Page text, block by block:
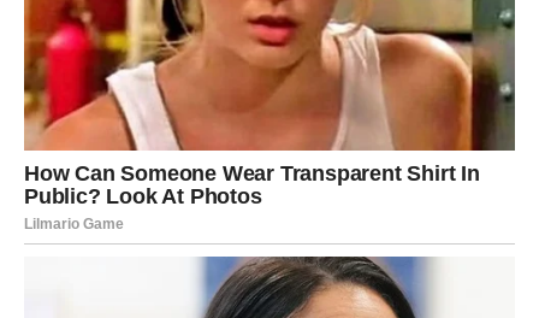
od metoda. Samoljepljive naljepnice nikada nisu najbolje
rješenje jer se u većini slučajeva savijaju i ne lijepe dobro, pa
jaja ne izgledaju savršeno. Međutim, ako imate malo dijete,
ova aktivnost će vam biti toliko zabavna da nećete ni
razmišljati o nesavršenostima jajeta.
Zabavan način ukrašavanja, iako je vrlo brz i lak, je takozvani
uzorak “dress up egg”. Stavite plastičnu foliju preko jaja i
tren oka imate dotjerano jaje sa vrlo zanimljivim uzorkom.
Također možete koristiti gel, vosak ili tubastu boju za farbanje